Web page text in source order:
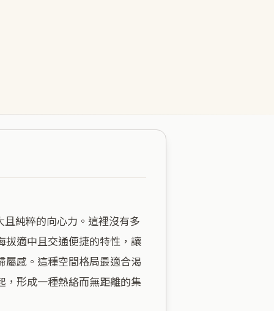
拔適中且交通便捷的特性，讓
感。這種空間格局最適合渴
，形成一種熱絡而無距離的集